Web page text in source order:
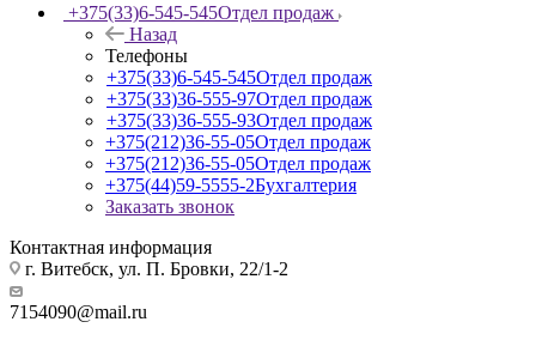
+375(33)6-545-545Отдел продаж
Назад
Телефоны
+375(33)6-545-545Отдел продаж
+375(33)36-555-97Отдел продаж
+375(33)36-555-93Отдел продаж
+375(212)36-55-05Отдел продаж
+375(212)36-55-05Отдел продаж
+375(44)59-5555-2Бухгалтерия
Заказать звонок
Контактная информация
г. Витебск, ул. П. Бровки, 22/1-2
7154090@mail.ru